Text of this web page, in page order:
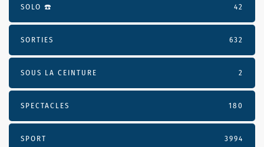
SOLO ☎️ 42
SORTIES 632
SOUS LA CEINTURE 2
SPECTACLES 180
SPORT 3994